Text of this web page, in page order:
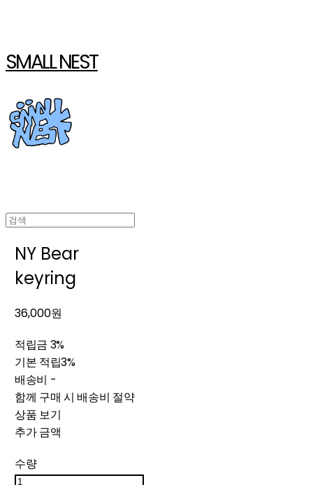
SMALL NEST
NY Bear
keyring
36,000원
적립금 3%
기본 적립3%
배송비 -
함께 구매 시 배송비 절약
상품 보기
추가 금액
수량